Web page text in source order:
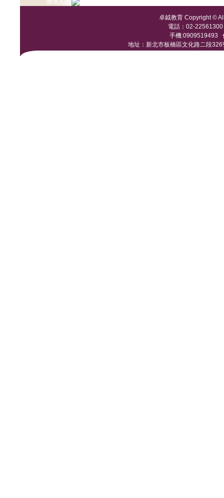
瀏灠人次:
卓鉞教育 Copyright ©
電話：02-
手機:0909519493
地址：新北市板橋區文化路二段